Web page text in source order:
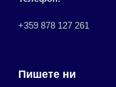
+359 878 127 261
Пишете ни